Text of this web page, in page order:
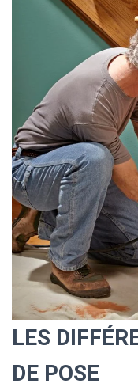
LES
DE POSE